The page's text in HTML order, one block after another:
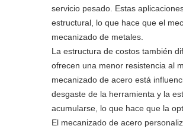
servicio pesado. Estas
estructural, lo que hace que el
mecanizado de metales.
La estructura de costos también
ofrecen una menor resistencia al
mecanizado de acero está
desgaste de la herramienta y la
acumularse, lo que hace que la
El mecanizado de acero